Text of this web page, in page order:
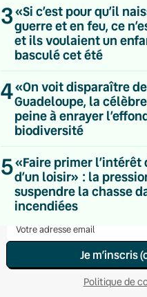
3«Si c’est pour qu’il
guerre et en feu, ce
et ils voulaient un
basculé cet été
4«On voit disparaître
Guadeloupe, la
peine à enrayer
biodiversité
5«Faire primer l’intérêt
d’un loisir» : la
suspendre la chasse
incendiées
💌 Inscrivez-vous à
Quotidienne
Du lundi au vendredi
Hebdomadaire
Chaleurs Actuelles
Une fois par mois
C’était Mieux Après
Occasionnelle
Je m’inscris
Politique de